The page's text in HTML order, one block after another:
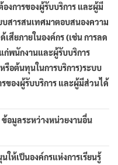
งการของผู้รับบริการ และผู้มี
บสารสนเทศมาตอบสนองความ
สียภายในองค์กร (เช่น การลด
พนักงานและผู้รับบริการ
อต้นทุนในการบริการ)ระบบ
ของผู้รับบริการ และผู้มีส่วนได้
ข้อมูลระหว่างหน่วยงานอื่น
ห้เป็นองค์กรแห่งการเรียนรู้